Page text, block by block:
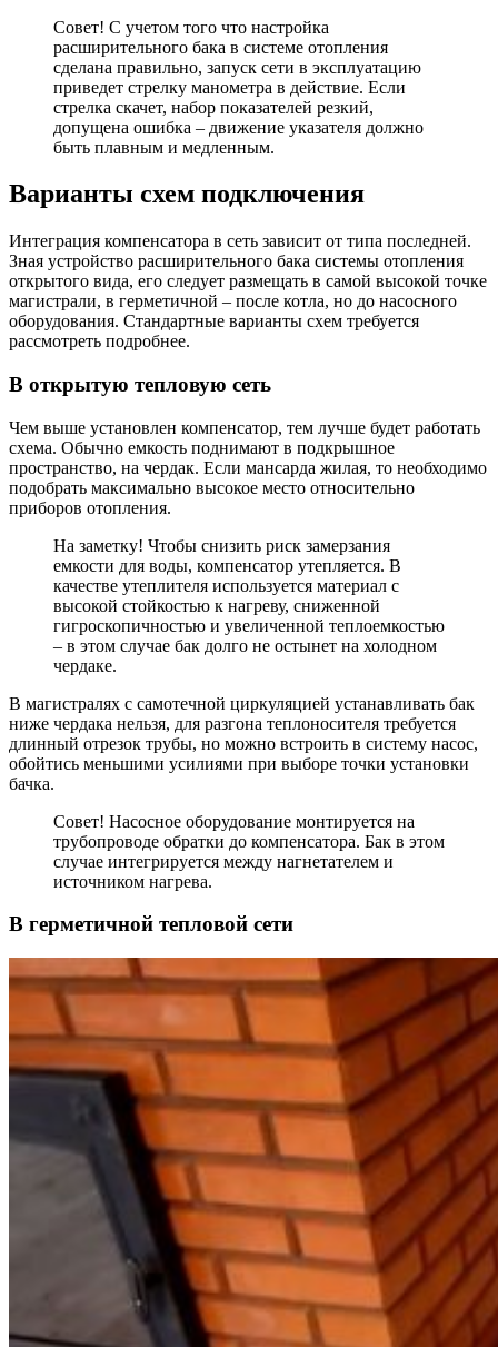
Совет! С учетом того что настройка
расширительного бака в системе отопления
сделана правильно, запуск сети в эксплуатацию
приведет стрелку манометра в действие. Если
стрелка скачет, набор показателей резкий,
допущена ошибка – движение указателя должно
быть плавным и медленным.
Варианты схем подключения
Интеграция компенсатора в сеть зависит от типа последней.
Зная устройство расширительного бака системы отопления
открытого вида, его следует размещать в самой высокой точке
магистрали, в герметичной – после котла, но до насосного
оборудования. Стандартные варианты схем требуется
рассмотреть подробнее.
В открытую тепловую сеть
Чем выше установлен компенсатор, тем лучше будет работать
схема. Обычно емкость поднимают в подкрышное
пространство, на чердак. Если мансарда жилая, то необходимо
подобрать максимально высокое место относительно
приборов отопления.
На заметку! Чтобы снизить риск замерзания
емкости для воды, компенсатор утепляется. В
качестве утеплителя используется материал с
высокой стойкостью к нагреву, сниженной
гигроскопичностью и увеличенной теплоемкостью
– в этом случае бак долго не остынет на холодном
чердаке.
В магистралях с самотечной циркуляцией устанавливать бак
ниже чердака нельзя, для разгона теплоносителя требуется
длинный отрезок трубы, но можно встроить в систему насос,
обойтись меньшими усилиями при выборе точки установки
бачка.
Совет! Насосное оборудование монтируется на
трубопроводе обратки до компенсатора. Бак в этом
случае интегрируется между нагнетателем и
источником нагрева.
В герметичной тепловой сети